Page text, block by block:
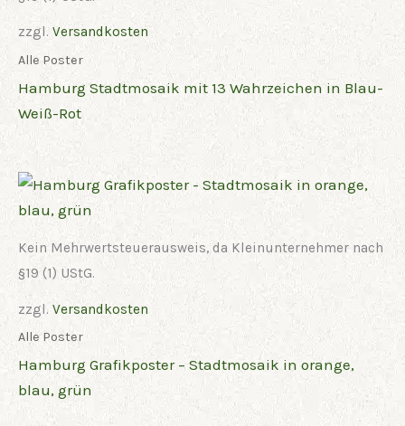
zzgl. Versandkosten
Alle Poster
Hamburg Stadtmosaik mit 13 Wahrzeichen in Blau-
Weiß-Rot
Kein Mehrwertsteuerausweis, da Kleinunternehmer nach
§19 (1) UStG.
zzgl. Versandkosten
Alle Poster
Hamburg Grafikposter – Stadtmosaik in orange,
blau, grün